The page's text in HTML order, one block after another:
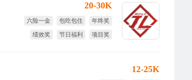
20-30K
六险一金 包吃包住
年终奖
绩效奖
节日福利 项目奖
12-25K